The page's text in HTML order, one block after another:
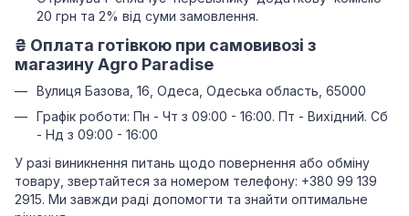
20 грн та 2% від суми замовлення.
₴ Оплата готівкою при самовивозі з
магазину Agro Paradise
Вулиця Базова, 16, Одеса, Одеська область, 65000
Графік роботи: Пн - Чт з 09:00 - 16:00. Пт - Вихідний. Сб
- Нд з 09:00 - 16:00
У разі виникнення питань щодо повернення або обміну
товару, звертайтеся за номером телефону: +380 99 139
2915. Ми завжди раді допомогти та знайти оптимальне